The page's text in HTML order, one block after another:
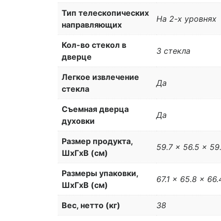
Тип телескопических
направляющих
На 2-х уровнях
Кол-во стекол в
дверце
3 стекла
Легкое извлечение
стекла
Да
Съемная дверца
духовки
Да
Размер продукта,
ШхГхВ (см)
59.7 x 56.5 x
Размеры упаковки,
ШхГхВ (см)
67.1 x 65.8 x
Вес, нетто (кг) 38